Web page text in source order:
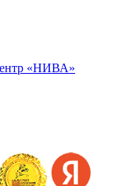
«НИВА»